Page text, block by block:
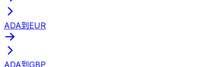
ADA到EUR
ADA到GBP